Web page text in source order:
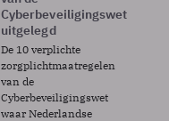
Cyberbeveiligingswet
uitgelegd
De 10 verplichte
zorgplichtmaatregelen
van de
Cyberbeveiligingswet
waar Nederlandse